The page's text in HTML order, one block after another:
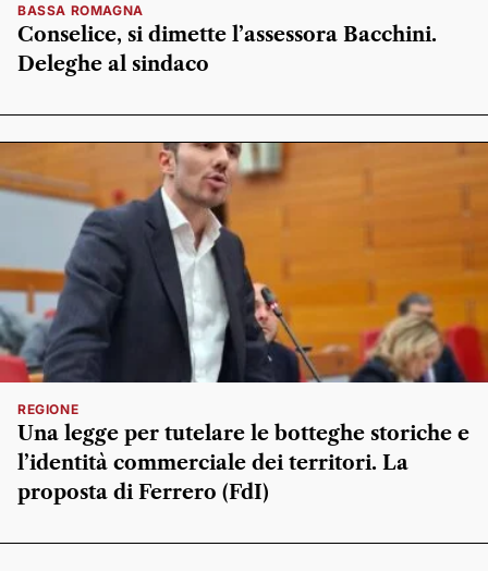
BASSA ROMAGNA
Conselice, si dimette l’assessora Bacchini.
Deleghe al sindaco
REGIONE
Una legge per tutelare le botteghe storiche e
l’identità commerciale dei territori. La
proposta di Ferrero (FdI)